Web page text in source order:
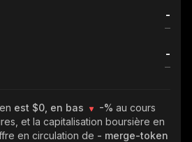
-
-
est $0, en bas -% au cours
et la capitalisation boursière en
en circulation de - merge-token